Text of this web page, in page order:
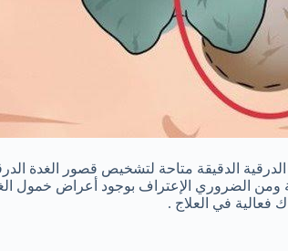
الدرقية الدقيقة متاحة لتشخيص قصور الغدة
ومن الضروري الإعتراف بوجود أعراض خمول
فعالية في العلاج .